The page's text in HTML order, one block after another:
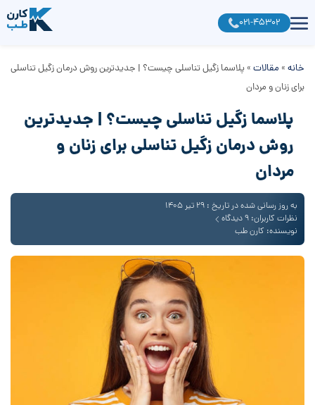
021-45302
خانه » مقالات » پلاسما زگیل تناسلی چیست؟ | جدیدترین روش درمان زگیل تناسلی
برای زنان و مردان
پلاسما زگیل تناسلی چیست؟ | جدیدترین
روش درمان زگیل تناسلی برای زنان و
مردان
به روز رسانی شده در تاریخ : 29 تیر 1405
نظرات کاربران: 9 دیدگاه
نویسنده: کارن طب